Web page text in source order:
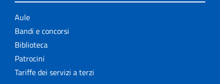
Aule
Bandi e concorsi
Biblioteca
Patrocini
Tariffe dei servizi a terzi